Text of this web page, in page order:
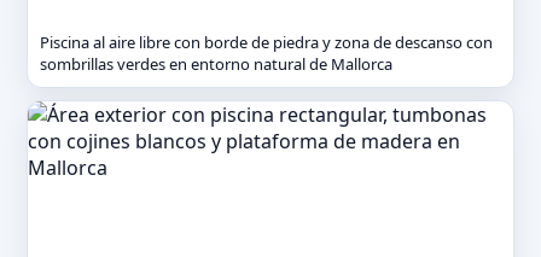
Piscina al aire libre con borde de piedra y zona de descanso con
sombrillas verdes en entorno natural de Mallorca